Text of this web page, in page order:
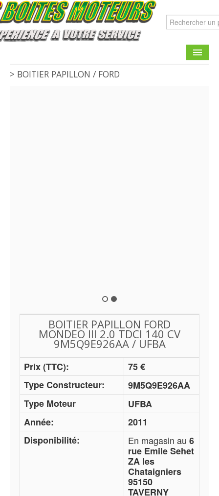
CATALOGUE
> BOITIER PAPILLON / FORD
BOITIER PAPILLON FORD
MONDEO III 2.0 TDCI 140 CV
9M5Q9E926AA / UFBA
Prix (TTC):
75 €
Type Constructeur:
9M5Q9E926AA
Type Moteur
UFBA
Année:
2011
Disponibilité:
En magasin au 6
rue Emile Sehet
ZA les
Chataigniers
95150
TAVERNY